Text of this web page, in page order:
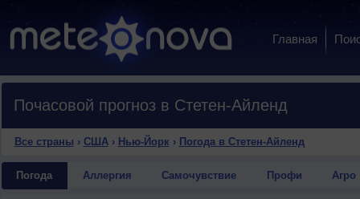
Главная
Почасовой прогноз в Стетен-Айленд
Все страны › США› Нью-Йорк › Погода в Стетен-Айленд
Погода Аллергия Самочувствие Профи Агро